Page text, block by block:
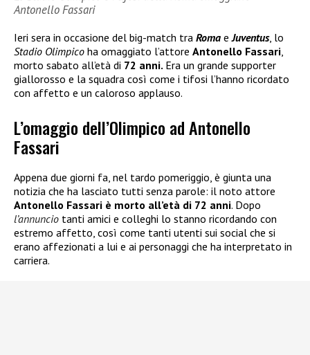
Antonello Fassari
Ieri sera in occasione del big-match tra Roma eJuventus, lo
Stadio Olimpico ha omaggiato l’attore Antonello Fassari
morto sabato all’età di 72 anni. Era un grande supporter
giallorosso e la squadra così come i tifosi l’hanno ricordato
con affetto e un caloroso applauso.
L’omaggio dell’Olimpico ad Antonello
Fassari
Appena due giorni fa, nel tardo pomeriggio, è giunta una
notizia che ha lasciato tutti senza parole: il noto attore
Antonello Fassari è morto all’età di 72 anni. Dopo
l’annuncio tanti amici e colleghi lo stanno ricordando con
estremo affetto, così come tanti utenti sui social che si
erano affezionati a lui e ai personaggi che ha interpretato in
carriera.